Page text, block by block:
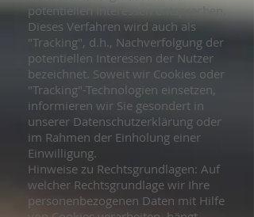
potentiellen Interessen entsprechen.
Dieses Verfahren wird auch als
"Tracking", d.h., Nachverfolgung der
potentiellen Interessen der Nutzer
bezeichnet. Soweit wir Cookies oder
"Tracking"-Technologien einsetzen,
informieren wir Sie gesondert in
unserer Datenschutzerklärung oder
im Rahmen der Einholung einer
Einwilligung.
Hinweise zu Rechtsgrundlagen: Auf
welcher Rechtsgrundlage wir Ihre
personenbezogenen Daten mit Hilfe